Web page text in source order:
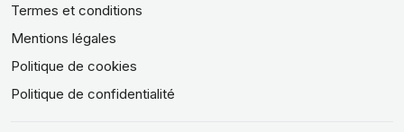
Termes et conditions
Mentions légales
Politique de cookies
Politique de confidentialité